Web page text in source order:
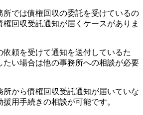
所では債権回収の委託を受けているの
回収受託通知が届くケースがありま
依頼を受けて通知を送付しているた
たい場合は他の事務所への相談が必要
所から債権回収受託通知が届いていな
用手続きの相談が可能です。